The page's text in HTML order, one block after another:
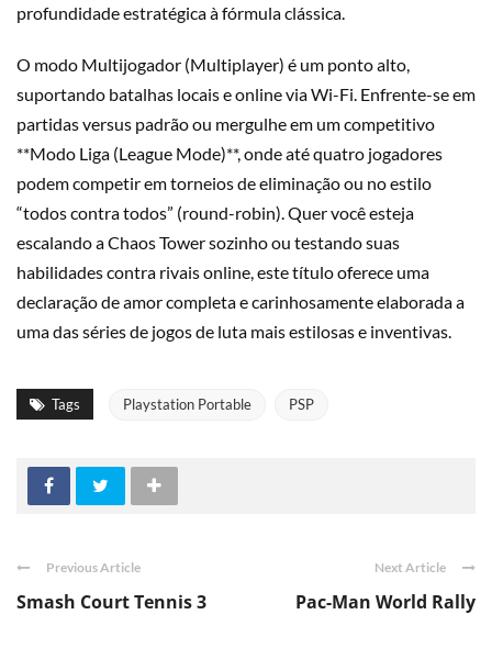
profundidade estratégica à fórmula clássica.
O modo Multijogador (Multiplayer) é um ponto alto,
suportando batalhas locais e online via Wi-Fi. Enfrente-se em
partidas versus padrão ou mergulhe em um competitivo
**Modo Liga (League Mode)**, onde até quatro jogadores
podem competir em torneios de eliminação ou no estilo
“todos contra todos” (round-robin). Quer você esteja
escalando a Chaos Tower sozinho ou testando suas
habilidades contra rivais online, este título oferece uma
declaração de amor completa e carinhosamente elaborada a
uma das séries de jogos de luta mais estilosas e inventivas.
Tags Playstation Portable PSP
Previous Article
Smash Court Tennis 3
Next Article
Pac-Man World Rally